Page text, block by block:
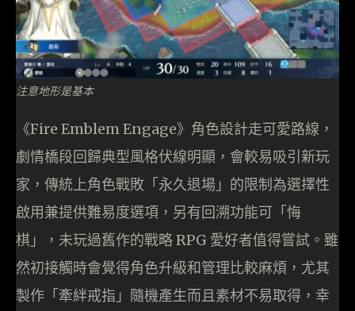
注意地形是基本
《Fire Emblem Engage》角色設計走可愛路線，
劇情橋段回歸典型風格伏線明顯，會較易吸引新玩
家，傳統上角色戰敗「永久退場」的限制為選擇性
啟用兼提供難易度選項，另有回溯功能可「悔
棋」，未玩過舊作的戰略 RPG 愛好者值得嘗試。雖
然初接觸時會覺得角色升級和管理比較麻煩，尤其
製作「牽絆戒指」隨機產生而且素材不易取得，幸